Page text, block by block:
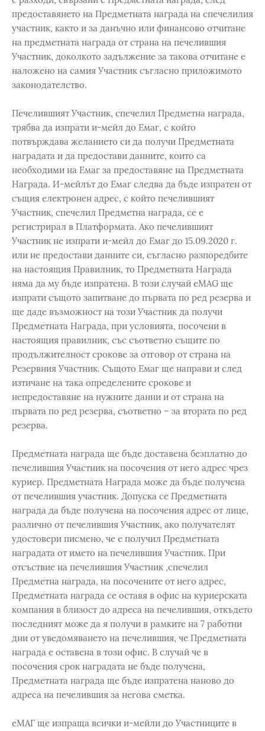
предоставянето на Предметната награда на спечелилия
участник, както и за данъчно или финансово отчитане
на предметната награда от страна на печелившия
Участник, доколкото задължение за такова отчитане е
наложено на самия Участник съгласно приложимото
законодателство.
Печелившият Участник, спечелил Предметна награда,
трябва да изпрати и-мейл до Емаг, с който
потвърждава желанието си да получи Предметната
наградата и да предостави данните, които са
необходими на Емаг за предоставяне на Предметната
Награда. И-мейлът до Емаг следва да бъде изпратен от
същия електронен адрес, с който печелившият
Участник, спечелил Предметна награда, се е
регистрирал в Платформата. Ако печелившият
Участник не изпрати и-мейл до Емаг до 15.09.2020 г.
или не предостави данните си, съгласно разпоредбите
на настоящия Правилник, то Предметната Награда
няма да му бъде изпратена. В този случай eMAG ще
изпрати същото запитване до първата по ред резерва и
ще даде възможност на този Участник да получи
Предметната Награда, при условията, посочени в
настоящия правилник, със съответно същите по
продължителност срокове за отговор от страна на
Резервния Участник. Същото Емаг ще направи и след
изтичане на така определените срокове и
непредоставяне на нужните данни и от страна на
първата по ред резерва, съответно – за втората по ред
резерва.
Предметната награда ще бъде доставена безплатно до
печелившия Участник на посочения от него адрес чрез
куриер. Предметната Награда може да бъде получена
от печелившия участник. Допуска се Предметната
награда да бъде получена на посочения адрес от лице,
различно от печелившия Участник, ако получателят
удостовери писмено, че е получил Предметната
наградата от името на печелившия Участник. При
отсъствие на печелившия Участник ,спечелил
Предметна награда, на посочените от него адрес,
Предметната награда се оставя в офис на куриерската
компания в близост до адреса на печелившия, откъдето
последният може да я получи в рамките на 7 работни
дни от уведомяването на печелившия, че Предметната
награда е оставена в този офис. В случай че в
посочения срок наградата не бъде получена,
Предметната награда ще бъде изпратена наново до
адреса на печелившия за негова сметка.
eМАГ ще изпраща всички и-мейли до Участниците в